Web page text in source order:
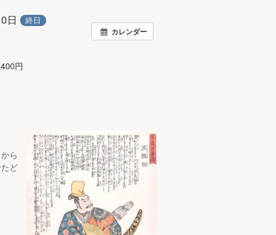
カレンダー
日 終日
円
ら
ど